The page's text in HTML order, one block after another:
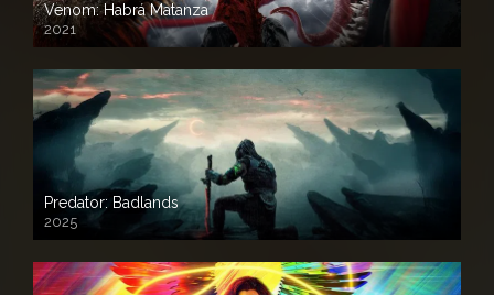
Venom: Habrá Matanza
2021
Predator: Badlands
2025